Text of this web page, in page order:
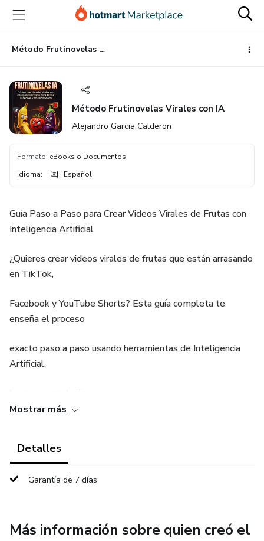
principal
página
de
página
Método Frutinovelas Virales con IA
Método Frutinovelas Virales con IA
Alejandro Garcia Calderon
Formato: eBooks o Documentos
Idioma: Español
Guía Paso a Paso para Crear Videos Virales de Frutas con
Inteligencia Artificial
¿Quieres crear videos virales de frutas que están arrasando
en TikTok,
Facebook y YouTube Shorts? Esta guía completa te
enseña el proceso
exacto paso a paso usando herramientas de Inteligencia
Artificial.
✅ Cómo generar personajes de frutas con BO3 y
NanaBanana
cinematográficos
Mostrar más
Detalles
Garantía de 7 días
Más información sobre quien creó el